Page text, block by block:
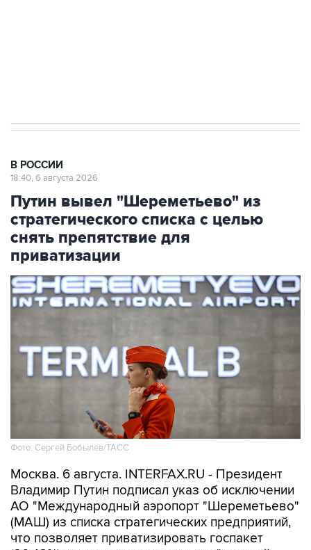
Путин вывел "Шереметьево" из
стратегического списка с целью
снять препятствие для
приватизации
Фото: Сергей Бобылев/ТАСС
Москва. 6 августа. INTERFAX.RU - Президент
АО "Международный аэропорт "Шереметьево"
(МАШ) из списка стратегических предприятий,
что позволяет приватизировать госпакет
(30,43%) компании с сохранением "золотой
акции".